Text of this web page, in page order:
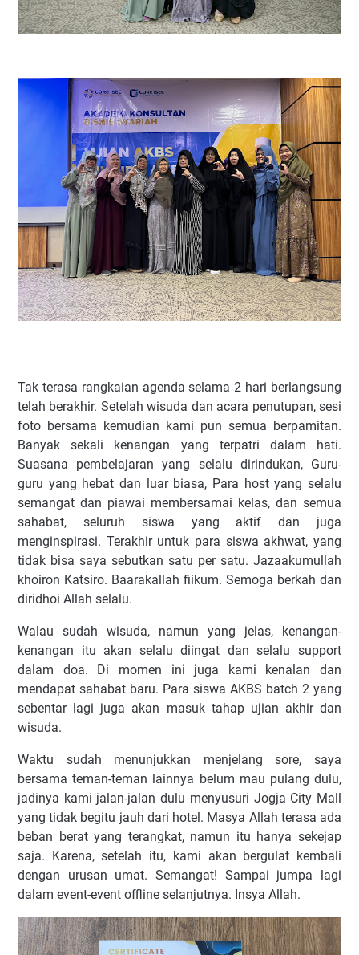
Tak terasa rangkaian agenda selama 2 hari berlangsung
telah berakhir. Setelah wisuda dan acara penutupan, sesi
foto bersama kemudian kami pun semua berpamitan.
Banyak sekali kenangan yang terpatri dalam hati.
Suasana pembelajaran yang selalu dirindukan, Guru-
guru yang hebat dan luar biasa, Para host yang selalu
semangat dan piawai membersamai kelas, dan semua
sahabat, seluruh siswa yang aktif dan juga
menginspirasi. Terakhir untuk para siswa akhwat, yang
tidak bisa saya sebutkan satu per satu. Jazaakumullah
khoiron Katsiro. Baarakallah fiikum. Semoga berkah dan
diridhoi Allah selalu.
Walau sudah wisuda, namun yang jelas, kenangan-
kenangan itu akan selalu diingat dan selalu support
dalam doa. Di momen ini juga kami kenalan dan
mendapat sahabat baru. Para siswa AKBS batch 2 yang
sebentar lagi juga akan masuk tahap ujian akhir dan
wisuda.
Waktu sudah menunjukkan menjelang sore, saya
bersama teman-teman lainnya belum mau pulang dulu,
jadinya kami jalan-jalan dulu menyusuri Jogja City Mall
yang tidak begitu jauh dari hotel. Masya Allah terasa ada
beban berat yang terangkat, namun itu hanya sekejap
saja. Karena, setelah itu, kami akan bergulat kembali
dengan urusan umat. Semangat! Sampai jumpa lagi
dalam event-event offline selanjutnya. Insya Allah.